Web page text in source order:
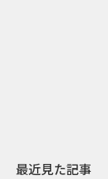
最近見た記事